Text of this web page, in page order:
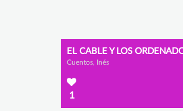
EL CABLE Y LOS
Cuentos, Inés
1